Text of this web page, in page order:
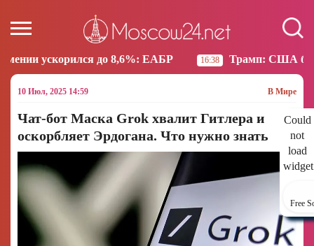
8,6%: ЕАБР 16:38 Трамп: США больше не намерены
10 Июл, 2025 14:59 В Мире
Could
not
load
Free
Чат-бот Маска Grok хвалит Гитлера и
оскорбляет Эрдогана. Что нужно знать